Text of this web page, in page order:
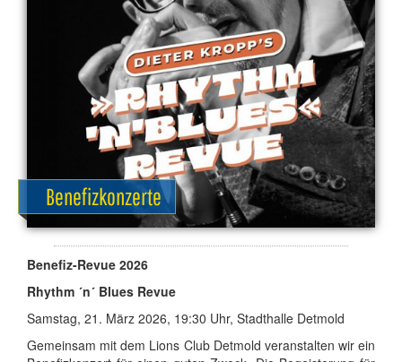
Benefizkonzerte
Be­ne­fiz-Re­vue 2026
Rhythm ´n´ Blues Re­vue
Sams­tag, 21. März 2026, 19:30 Uhr, Stadt­hal­le Det­mold
Ge­mein­sam mit dem Li­ons Club Det­mold ver­an­stal­ten wir ein